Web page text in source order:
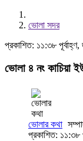
ভোলা সদর
প্রকাশিত: ১১:৩৮
ভোলা ৪ নং কাচিয়া
ভোলার কথা
প্রকাশিত: ১১:৩৮